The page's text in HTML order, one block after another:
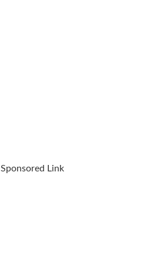
Sponsored Link